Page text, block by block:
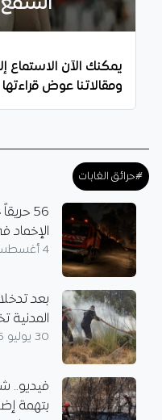
يمكنك الآن الاستماع
ومقالاتنا عوض قراءتها
#حرائق الغابات
الإخماد في 3
4 أغسطس 2026
بعد
المدنية تخمد 34 حريقا
30 يوليو 2026
بتهمة